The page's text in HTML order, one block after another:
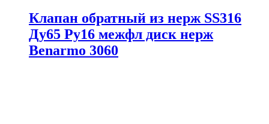
Клапан обратный из нерж SS316
Ду65 Ру16 межфл диск нерж
Benarmo 3060